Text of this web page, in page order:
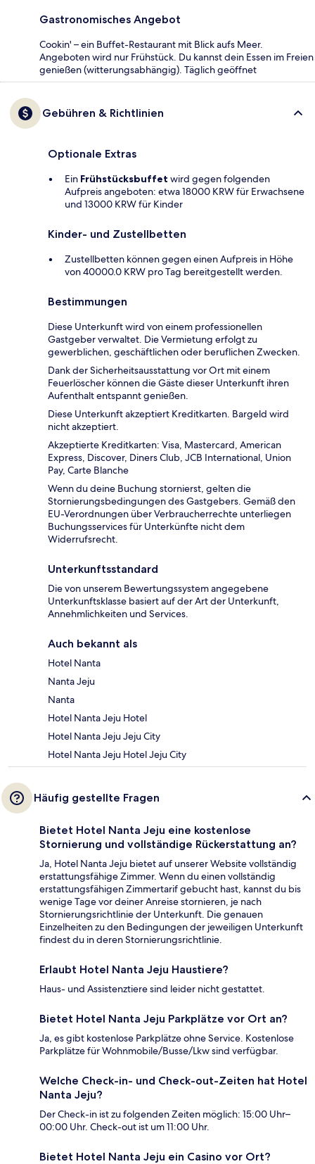
Gastronomisches Angebot
Cookin' – ein Buffet-Restaurant mit Blick aufs Meer.
Angeboten wird nur Frühstück. Du kannst dein Essen im Freien
genießen (witterungsabhängig). Täglich geöffnet
Gebühren & Richtlinien
Optionale Extras
Ein Frühstücksbuffet wird gegen folgenden
Aufpreis angeboten: etwa 18000 KRW für Erwachsene
und 13000 KRW für Kinder
Kinder- und Zustellbetten
Zustellbetten können gegen einen Aufpreis in Höhe
von 40000.0 KRW pro Tag bereitgestellt werden.
Bestimmungen
Diese Unterkunft wird von einem professionellen
Gastgeber verwaltet. Die Vermietung erfolgt zu
gewerblichen, geschäftlichen oder beruflichen Zwecken.
Dank der Sicherheitsausstattung vor Ort mit einem
Feuerlöscher können die Gäste dieser Unterkunft ihren
Aufenthalt entspannt genießen.
Diese Unterkunft akzeptiert Kreditkarten. Bargeld wird
nicht akzeptiert.
Akzeptierte Kreditkarten: Visa, Mastercard, American
Express, Discover, Diners Club, JCB International, Union
Pay, Carte Blanche
Wenn du deine Buchung stornierst, gelten die
Stornierungsbedingungen des Gastgebers. Gemäß den
EU-Verordnungen über Verbraucherrechte unterliegen
Buchungsservices für Unterkünfte nicht dem
Widerrufsrecht.
Unterkunftsstandard
Die von unserem Bewertungssystem angegebene
Unterkunftsklasse basiert auf der Art der Unterkunft,
Annehmlichkeiten und Services.
Auch bekannt als
Hotel Nanta
Nanta Jeju
Nanta
Hotel Nanta Jeju Hotel
Hotel Nanta Jeju Jeju City
Hotel Nanta Jeju Hotel Jeju City
Häufig gestellte Fragen
Bietet Hotel Nanta Jeju eine kostenlose
Stornierung und vollständige Rückerstattung an?
Ja, Hotel Nanta Jeju bietet auf unserer Website vollständig
erstattungsfähige Zimmer. Wenn du einen vollständig
erstattungsfähigen Zimmertarif gebucht hast, kannst du bis
wenige Tage vor deiner Anreise stornieren, je nach
Stornierungsrichtlinie der Unterkunft. Die genauen
Einzelheiten zu den Bedingungen der jeweiligen Unterkunft
findest du in deren Stornierungsrichtlinie.
Erlaubt Hotel Nanta Jeju Haustiere?
Haus- und Assistenztiere sind leider nicht gestattet.
Bietet Hotel Nanta Jeju Parkplätze vor Ort an?
Ja, es gibt kostenlose Parkplätze ohne Service. Kostenlose
Parkplätze für Wohnmobile/Busse/Lkw sind verfügbar.
Welche Check-in- und Check-out-Zeiten hat Hotel
Nanta Jeju?
Der Check-in ist zu folgenden Zeiten möglich: 15:00 Uhr–
00:00 Uhr. Check-out ist um 11:00 Uhr.
Bietet Hotel Nanta Jeju ein Casino vor Ort?